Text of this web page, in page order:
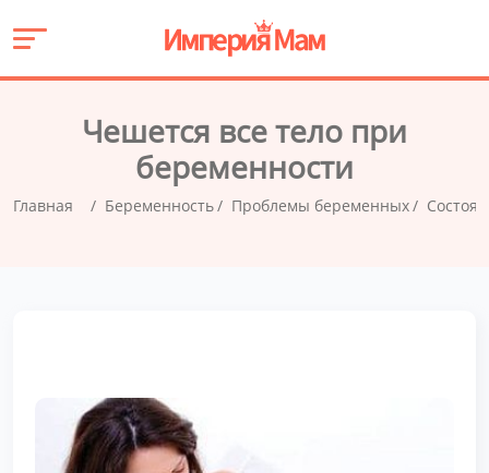
Чешется все тело при
беременности
Главная Беременность Проблемы беременных